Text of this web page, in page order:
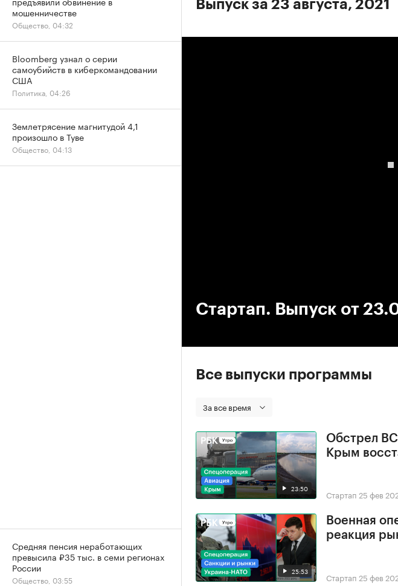
Выпуск за 23 августа, 2021
Стартап. Выпуск от
Все выпуски программы
За все время
23:50
Обстрел
Крым
Стартап 25 фев
25:53
Военная
реакция
Стартап 25 фев
мошенничестве
Общество, 04:32
Bloomberg узнал о серии
самоубийств в киберкомандовании
США
Политика, 04:26
Землетрясение магнитудой 4,1
произошло в Туве
Общество, 04:13
Средняя пенсия неработающих
превысила ₽35 тыс. в семи регионах
России
Общество, 03:55